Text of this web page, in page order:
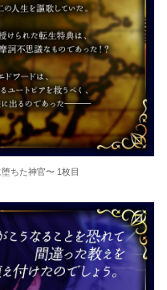
ちた神官〜 1枚目